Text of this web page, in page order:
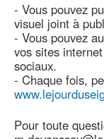
- Vous pouvez
visuel joint à
- Vous pouvez
vos sites
sociaux.
- Chaque fois,
Pour toute